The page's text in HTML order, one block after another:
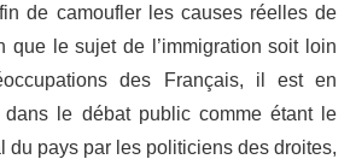
de camoufler les causes réelles de
que le sujet de l’immigration soit loin
des Français, il est en
dans le débat public comme étant le
du pays par les politiciens des droites,